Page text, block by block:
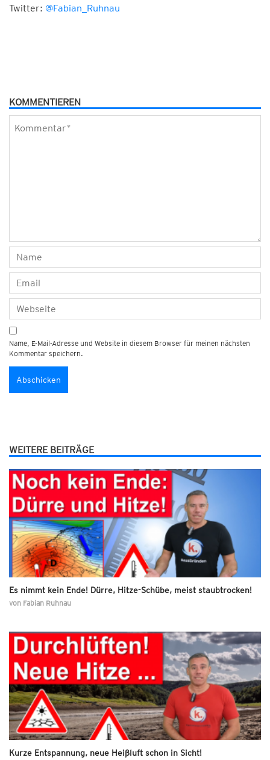
Twitter: @Fabian_Ruhnau
KOMMENTIEREN
Name, E-Mail-Adresse und Website in diesem Browser für meinen nächsten
Kommentar speichern.
WEITERE BEITRÄGE
Es nimmt kein Ende! Dürre, Hitze-Schübe, meist staubtrocken!
von Fabian Ruhnau
Kurze Entspannung, neue Heißluft schon in Sicht!